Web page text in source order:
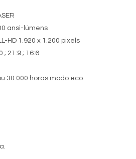
ansi-lúmens
HD 1.920 x 1.200 pixels
; 21:9 ; 16:6
30.000 horas modo eco